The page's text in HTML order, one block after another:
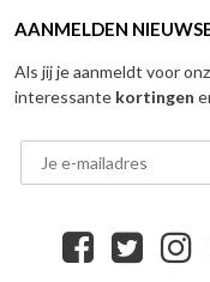
AANMELDEN
Als jij je aanmeldt voor
interessante kortingen